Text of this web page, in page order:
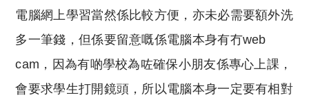
電腦網上學習當然係比較方便，亦未必需要額外洗
多一筆錢，但係要留意嘅係電腦本身有冇web
cam，因為有啲學校為咗確保小朋友係專心上課，
會要求學生打開鏡頭，所以電腦本身一定要有相對